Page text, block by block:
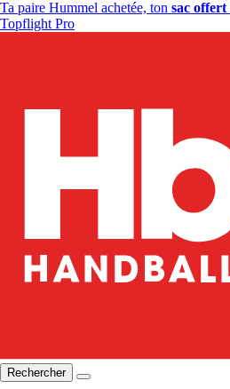
Ta paire Hummel achetée, ton sac offert
Topflight Pro
Rechercher